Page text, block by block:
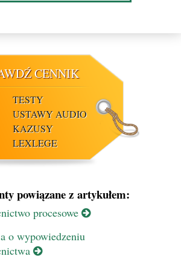
CENNIK
TESTY
USTAWY AUDIO
KAZUSY
LEXLEGE
powiązane z artykułem:
procesowe
o wypowiedzeniu